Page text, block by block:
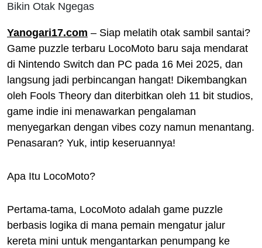
Bikin Otak Ngegas
Yanogari17.com – Siap melatih otak sambil santai?
Game puzzle terbaru LocoMoto baru saja mendarat
di Nintendo Switch dan PC pada 16 Mei 2025, dan
langsung jadi perbincangan hangat! Dikembangkan
oleh Fools Theory dan diterbitkan oleh 11 bit studios,
game indie ini menawarkan pengalaman
menyegarkan dengan vibes cozy namun menantang.
Penasaran? Yuk, intip keseruannya!
Apa Itu LocoMoto?
Pertama-tama, LocoMoto adalah game puzzle
berbasis logika di mana pemain mengatur jalur
kereta mini untuk mengantarkan penumpang ke